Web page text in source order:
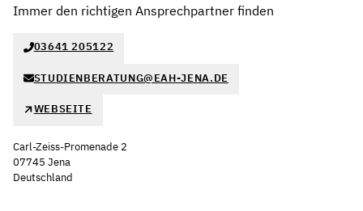
Immer den richtigen Ansprechpartner finden
03641 205122
STUDIENBERATUNG@EAH-JENA.DE
WEBSEITE
Carl-Zeiss-Promenade 2
07745 Jena
Deutschland